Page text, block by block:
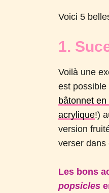
Voici 5
1.
Voilà une
est possible
bâtonnet en
acrylique!)
version
verser
Les bons
popsicles